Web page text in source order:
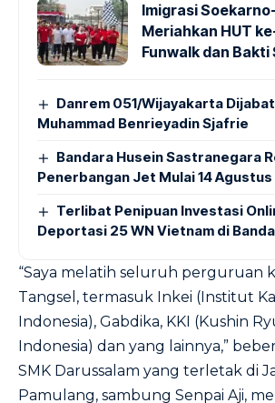
Imigrasi
Meriahkan HUT
Funwalk dan Bakti
Danrem 051/Wijayakarta
Muhammad Benrieyadin Sjafrie
Bandara Husein Sastranegara
Penerbangan Jet Mulai 14 Agustus
Terlibat Penipuan Investasi
Deportasi 25 WN Vietnam di
“Saya melatih seluruh perguruan
Tangsel, termasuk Inkei (Institut
Indonesia), Gabdika, KKI (Kushin
Indonesia) dan yang lainnya,”
SMK Darussalam yang terletak di
Pamulang, sambung Senpai Aji,